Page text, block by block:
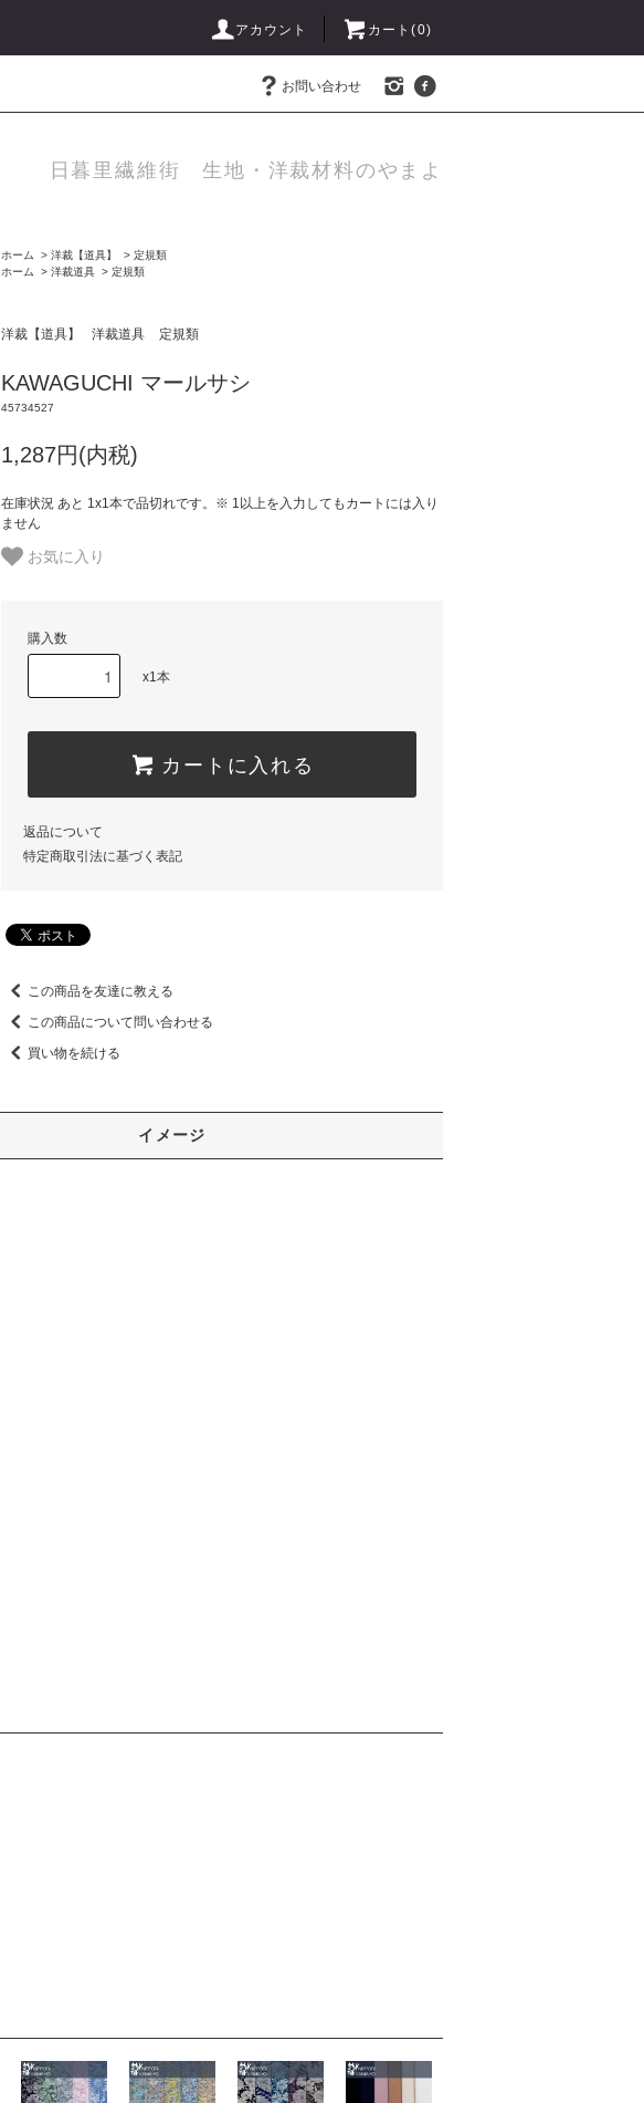
アカウント カート(0)
お問い合わせ
日暮里繊維街 生地・洋裁材料のやまよ
ホーム > 洋裁【道具】 > 定規類
ホーム
> 洋裁道具 > 定規類
洋裁【道具】 洋裁道具 定規類
KAWAGUCHI マールサシ
45734527
1,287円(内税)
在庫状況 あと 1x1本で品切れです。※ 1以上を入力してもカートには入り
ません
お気に入り
購入数
x1本
カートに入れる
返品について
特定商取引法に基づく表記
この商品を友達に教える
この商品について問い合わせる
買い物を続ける
イメージ